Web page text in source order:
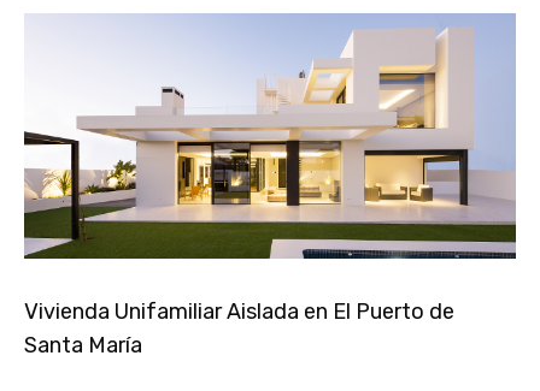
Vivienda Unifamiliar Aislada en El Puerto de
Santa María